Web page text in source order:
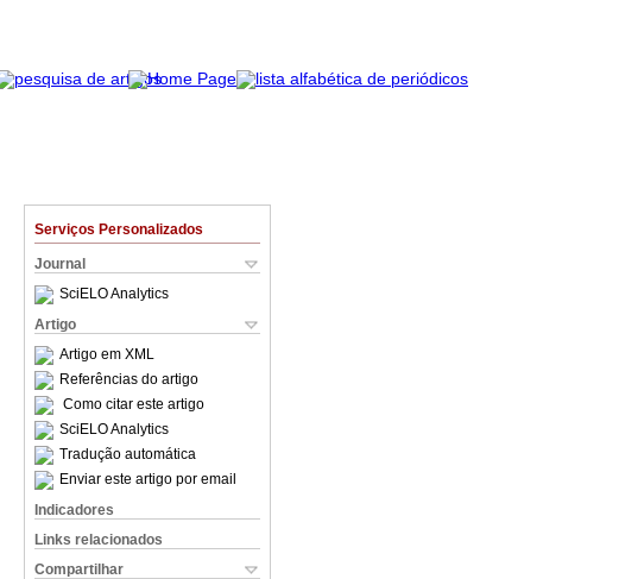
Serviços Personalizados
Journal
SciELO Analytics
Artigo
Artigo em XML
Referências do artigo
Como citar este artigo
SciELO Analytics
Tradução automática
Enviar este artigo por email
Indicadores
Links relacionados
Compartilhar